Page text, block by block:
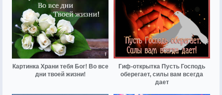
Картинка Храни тебя Бог! Во все
дни твоей жизни!
Гиф-открытка Пусть Господь
оберегает, силы вам всегда
дает